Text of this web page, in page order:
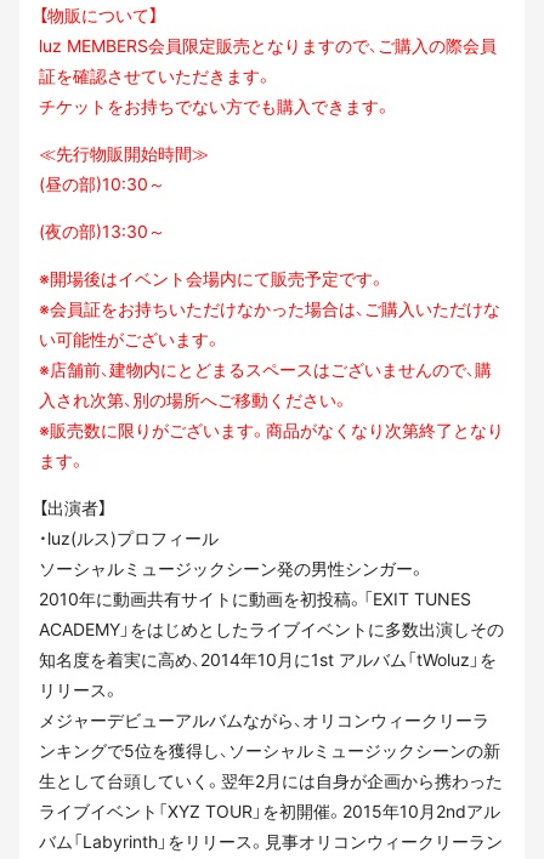
【物販について】
luz MEMBERS会員限定販売となりますので、ご購入の際会員
証を確認させていただきます。
チケットをお持ちでない方でも購入できます。
≪先行物販開始時間≫
(昼の部)10:30～
(夜の部)13:30～
※開場後はイベント会場内にて販売予定です。
※会員証をお持ちいただけなかった場合は、ご購入いただけな
い可能性がございます。
※店舗前、建物内にとどまるスペースはございませんので、購
入され次第、別の場所へご移動 ください。
※販売数に限りがございます。商品がなくなり次第終了となり
ます。
【出演者】
・luz(ルス)プロフィール
ソーシャルミュージックシーン発の男性シンガー。
2010年に動画共有サイトに動画を初投稿。「EXIT TUNES
ACADEMY」をはじめとしたライブイベントに多数出演しその
知名度を着実に高め、2014年10月に1st アルバム「tWoluz」を
リリース。
メジャーデビューアルバムながら、オリコンウィークリーラ
ンキングで5位を獲得し、ソーシャルミュージックシーンの新
生として台頭していく。翌年2月には自身が企画から携わった
ライブイベント「XYZ TOUR」を初開催。2015年10月2ndアル
バム「Labyrinth」をリリース。見事オリコンウィークリーラン